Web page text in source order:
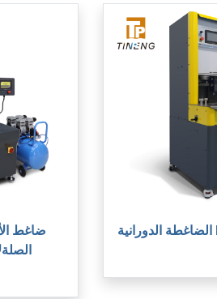
ضاغط